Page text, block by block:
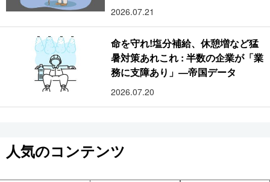
2026.07.21
命を守れ!塩分補給、休憩増など猛
暑対策あれこれ : 半数の企業が「業
務に支障あり」―帝国データ
2026.07.20
人気のコンテンツ